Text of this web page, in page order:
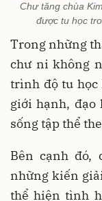
Chư tăng chùa
được tu học
Trong những
chư ni không
trình độ tu học
giới hạnh, đạo
sống tập thể
Bên cạnh đó,
những kiến
thể hiện tình